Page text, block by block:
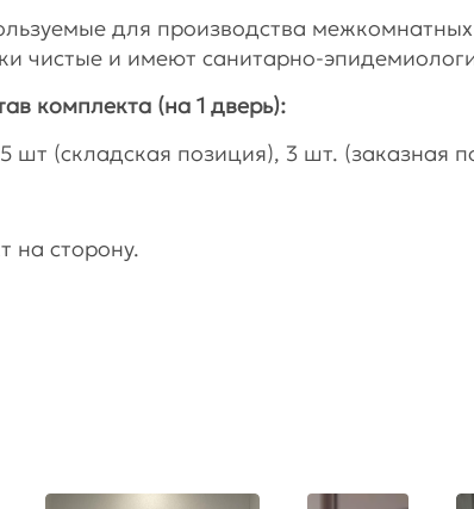
для производства
чистые и имеют санитарно-
комплекта (на 1 дверь):
шт (складская позиция), 3 шт. (заказная
на сторону.